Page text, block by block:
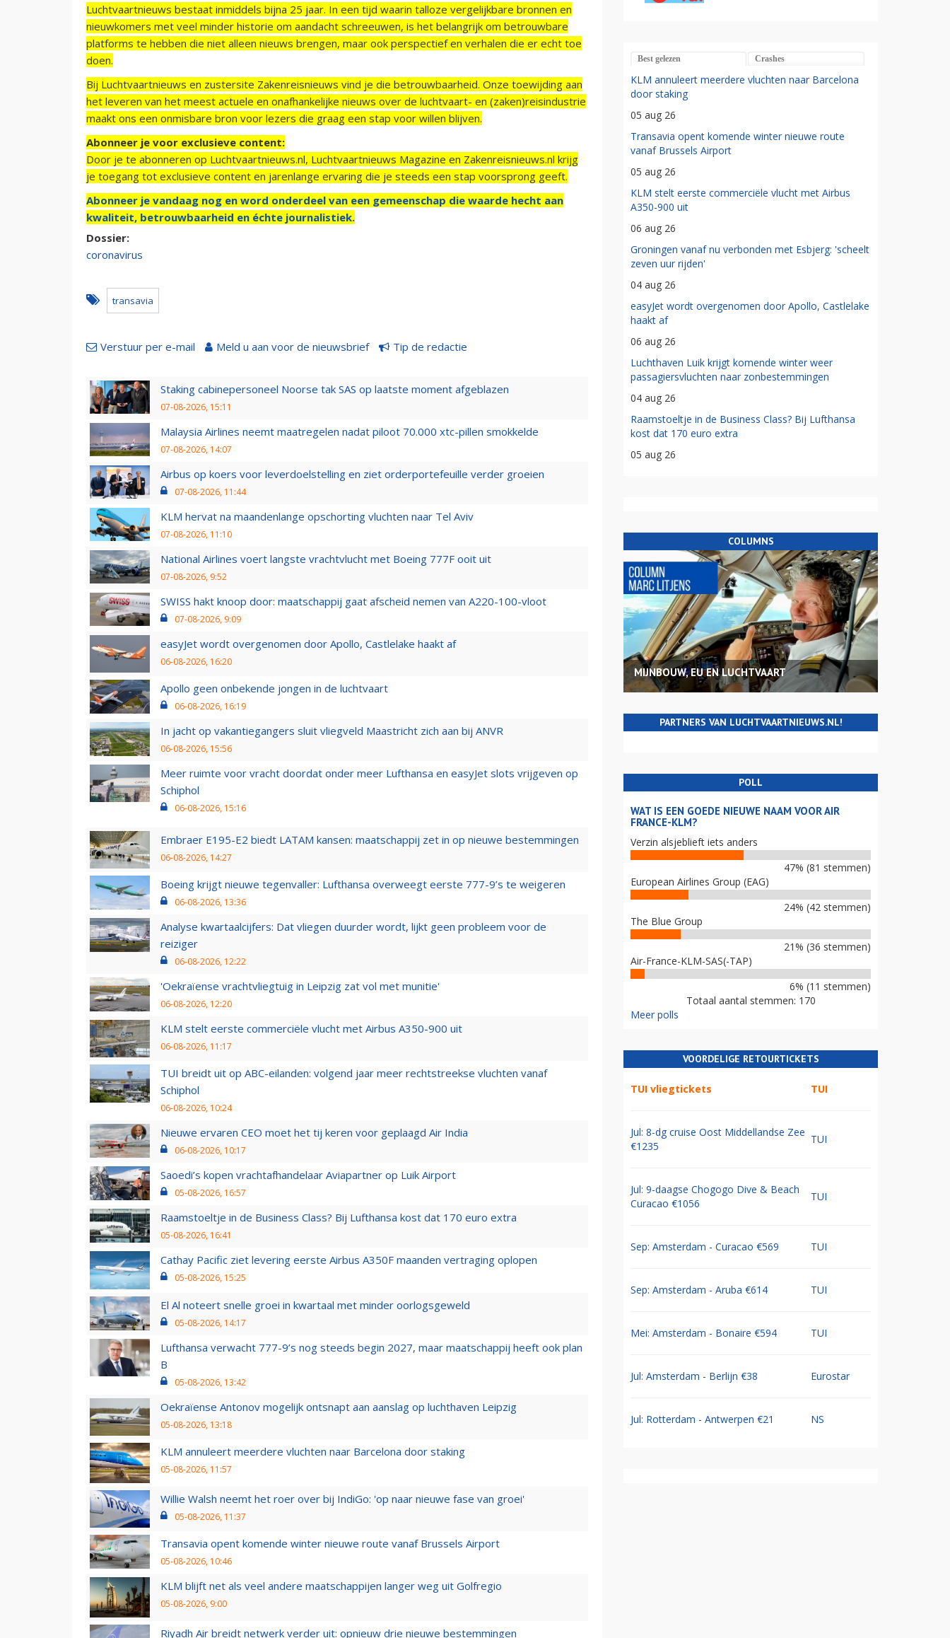
Luchtvaartnieuws bestaat inmiddels bijna 25 jaar. In een tijd waarin talloze vergelijkbare bronnen en
nieuwkomers met veel minder historie om aandacht schreeuwen, is het belangrijk om betrouwbare
platforms te hebben die niet alleen nieuws brengen, maar ook perspectief en verhalen die er echt toe
doen.
Bij Luchtvaartnieuws en zustersite Zakenreisnieuws vind je die betrouwbaarheid. Onze toewijding aan
het leveren van het meest actuele en onafhankelijke nieuws over de luchtvaart- en (zaken)reisindustrie
maakt ons een onmisbare bron voor lezers die graag een stap voor willen blijven.
Abonneer je voor exclusieve content:
Door je te abonneren op Luchtvaartnieuws.nl, Luchtvaartnieuws Magazine en Zakenreisnieuws.nl krijg
je toegang tot exclusieve content en jarenlange ervaring die je steeds een stap voorsprong geeft.
Abonneer je vandaag nog en word onderdeel van een gemeenschap die waarde hecht aan
kwaliteit, betrouwbaarheid en échte journalistiek.
Dossier:
coronavirus
transavia
Verstuur per e-mail Meld u aan voor de nieuwsbrief Tip de redactie
Staking cabinepersoneel Noorse tak SAS op laatste moment afgeblazen
07-08-2026, 15:11
Malaysia Airlines neemt maatregelen nadat piloot 70.000 xtc-pillen smokkelde
07-08-2026, 14:07
Airbus op koers voor leverdoelstelling en ziet orderportefeuille verder groeien
07-08-2026, 11:44
KLM hervat na maandenlange opschorting vluchten naar Tel Aviv
07-08-2026, 11:10
National Airlines voert langste vrachtvlucht met Boeing 777F ooit uit
07-08-2026, 9:52
SWISS hakt knoop door: maatschappij gaat afscheid nemen van A220-100-vloot
07-08-2026, 9:09
easyJet wordt overgenomen door Apollo, Castlelake haakt af
06-08-2026, 16:20
Apollo geen onbekende jongen in de luchtvaart
06-08-2026, 16:19
In jacht op vakantiegangers sluit vliegveld Maastricht zich aan bij ANVR
06-08-2026, 15:56
Meer ruimte voor vracht doordat onder meer Lufthansa en easyJet slots vrijgeven op
Schiphol
06-08-2026, 15:16
Embraer E195-E2 biedt LATAM kansen: maatschappij zet in op nieuwe bestemmingen
06-08-2026, 14:27
Boeing krijgt nieuwe tegenvaller: Lufthansa overweegt eerste 777-9’s te weigeren
06-08-2026, 13:36
Analyse kwartaalcijfers: Dat vliegen duurder wordt, lijkt geen probleem voor de
reiziger
06-08-2026, 12:22
'Oekraïense vrachtvliegtuig in Leipzig zat vol met munitie'
06-08-2026, 12:20
KLM stelt eerste commerciële vlucht met Airbus A350-900 uit
06-08-2026, 11:17
TUI breidt uit op ABC-eilanden: volgend jaar meer rechtstreekse vluchten vanaf
Schiphol
06-08-2026, 10:24
Nieuwe ervaren CEO moet het tij keren voor geplaagd Air India
06-08-2026, 10:17
Saoedi’s kopen vrachtafhandelaar Aviapartner op Luik Airport
05-08-2026, 16:57
Raamstoeltje in de Business Class? Bij Lufthansa kost dat 170 euro extra
05-08-2026, 16:41
Cathay Pacific ziet levering eerste Airbus A350F maanden vertraging oplopen
05-08-2026, 15:25
El Al noteert snelle groei in kwartaal met minder oorlogsgeweld
05-08-2026, 14:17
Lufthansa verwacht 777-9’s nog steeds begin 2027, maar maatschappij heeft ook plan
B
05-08-2026, 13:42
Oekraïense Antonov mogelijk ontsnapt aan aanslag op luchthaven Leipzig
05-08-2026, 13:18
KLM annuleert meerdere vluchten naar Barcelona door staking
05-08-2026, 11:57
Willie Walsh neemt het roer over bij IndiGo: 'op naar nieuwe fase van groei'
05-08-2026, 11:37
Transavia opent komende winter nieuwe route vanaf Brussels Airport
05-08-2026, 10:46
KLM blijft net als veel andere maatschappijen langer weg uit Golfregio
05-08-2026, 9:00
Riyadh Air breidt netwerk verder uit: opnieuw drie nieuwe bestemmingen
Best gelezen Crashes
KLM annuleert meerdere vluchten naar Barcelona
door staking
05 aug 26
Transavia opent komende winter nieuwe route
vanaf Brussels Airport
05 aug 26
KLM stelt eerste commerciële vlucht met Airbus
A350-900 uit
06 aug 26
Groningen vanaf nu verbonden met Esbjerg: 'scheelt
zeven uur rijden'
04 aug 26
easyJet wordt overgenomen door Apollo, Castlelake
haakt af
06 aug 26
Luchthaven Luik krijgt komende winter weer
passagiersvluchten naar zonbestemmingen
04 aug 26
Raamstoeltje in de Business Class? Bij Lufthansa
kost dat 170 euro extra
05 aug 26
COLUMNS
MIJNBOUW, EU EN LUCHTVAART
PARTNERS VAN LUCHTVAARTNIEUWS.NL!
POLL
WAT IS EEN GOEDE NIEUWE NAAM VOOR AIR
FRANCE-KLM?
Verzin alsjeblieft iets anders
47% (81 stemmen)
European Airlines Group (EAG)
24% (42 stemmen)
The Blue Group
21% (36 stemmen)
Air-France-KLM-SAS(-TAP)
6% (11 stemmen)
Totaal aantal stemmen: 170
Meer polls
VOORDELIGE RETOURTICKETS
TUI vliegtickets TUI
Jul: 8-dg cruise Oost Middellandse Zee
€1235
TUI
Jul: 9-daagse Chogogo Dive & Beach
Curacao €1056
TUI
Sep: Amsterdam - Curacao €569 TUI
Sep: Amsterdam - Aruba €614 TUI
Mei: Amsterdam - Bonaire €594 TUI
Jul: Amsterdam - Berlijn €38 Eurostar
Jul: Rotterdam - Antwerpen €21 NS